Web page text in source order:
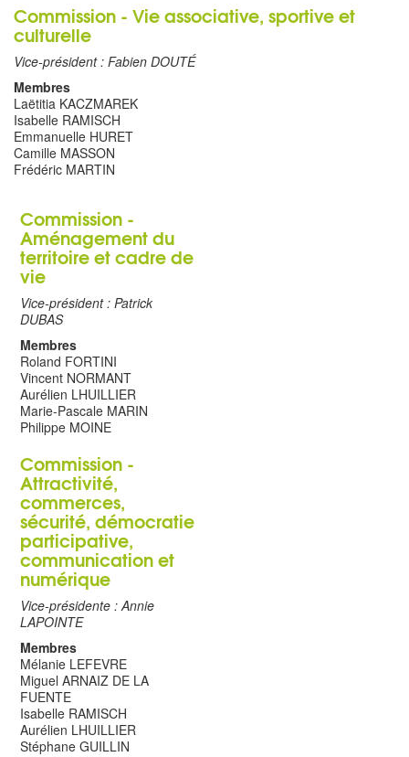
Commission - Vie associative, sportive et
culturelle
Vice-président : Fabien DOUTÉ
Membres
Laëtitia KACZMAREK
Isabelle RAMISCH
Emmanuelle HURET
Camille MASSON
Frédéric MARTIN
Commission -
Aménagement du
territoire et cadre de
vie
Vice-président : Patrick
DUBAS
Membres
Roland FORTINI
Vincent NORMANT
Aurélien LHUILLIER
Marie-Pascale MARIN
Philippe MOINE
Commission -
Attractivité,
commerces,
sécurité, démocratie
participative,
communication et
numérique
Vice-présidente : Annie
LAPOINTE
Membres
Mélanie LEFEVRE
Miguel ARNAIZ DE LA
FUENTE
Isabelle RAMISCH
Aurélien LHUILLIER
Stéphane GUILLIN